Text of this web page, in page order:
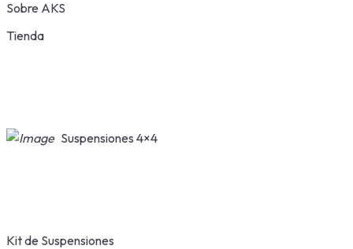
Sobre AKS
Tienda
Suspensiones 4×4
Kit de Suspensiones